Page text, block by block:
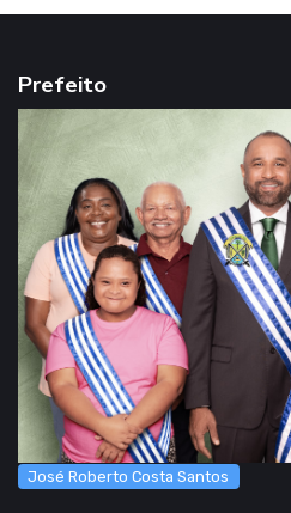
Prefeito
José Roberto Costa Santos